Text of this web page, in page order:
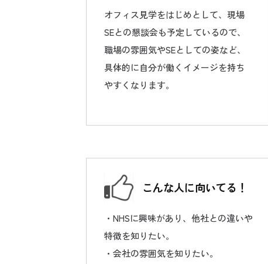
オフィス見学をはじめとして、現場
SEとの懇談会も予定しているので、
職場の雰囲気やSEとしての姿など、
具体的に自分が働くイメージを持ち
やすくなります。
こんな人に向いてる！
・NHSに興味があり、他社との違いや
特徴を知りたい。
・会社の雰囲気を知りたい。